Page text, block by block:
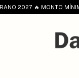
2027 🔥 MONTO